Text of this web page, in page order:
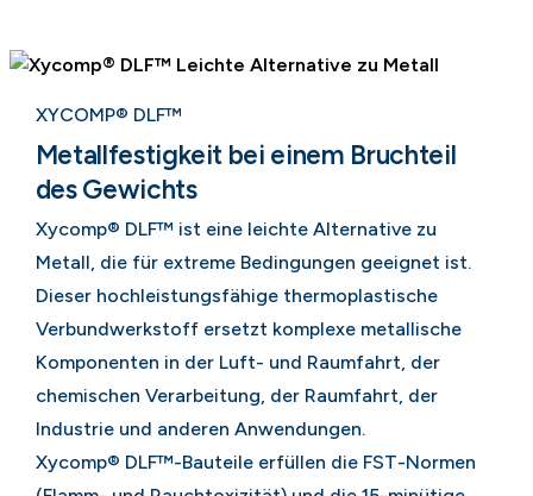
XYCOMP® DLF™
Metallfestigkeit bei einem Bruchteil
des Gewichts
Xycomp® DLF™ ist eine leichte Alternative zu
Metall, die für extreme Bedingungen geeignet ist.
Dieser hochleistungsfähige thermoplastische
Verbundwerkstoff ersetzt komplexe metallische
Komponenten in der Luft- und Raumfahrt, der
chemischen Verarbeitung, der Raumfahrt, der
Industrie und anderen Anwendungen.
Xycomp® DLF™-Bauteile erfüllen die FST-Normen